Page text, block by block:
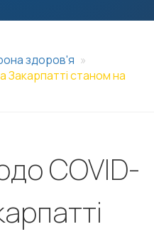
здоров'я
Закарпатті станом на
COVID-